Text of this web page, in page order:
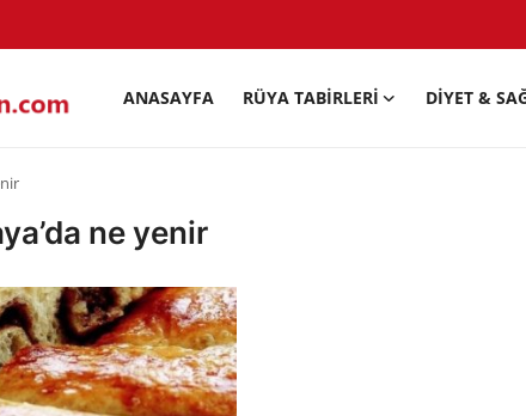
ANASAYFA RÜYA TABIRLERI DIYET &
ne yenir